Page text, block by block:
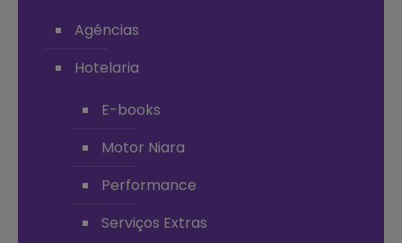
Agências
Hotelaria
E-books
Motor Niara
Performance
Serviços Extras